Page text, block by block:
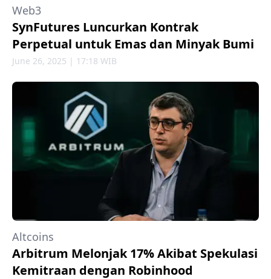
Web3
SynFutures Luncurkan Kontrak
Perpetual untuk Emas dan Minyak Bumi
June 26, 2025 | 17:18 WIB
Altcoins
Arbitrum Melonjak 17% Akibat Spekulasi
Kemitraan dengan Robinhood